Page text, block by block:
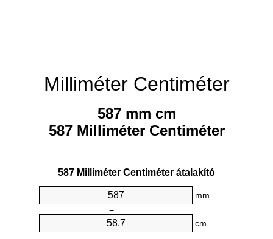
Milliméter Centiméter
587 mm cm
587 Milliméter Centiméter
587 Milliméter Centiméter átalakító
mm
=
cm